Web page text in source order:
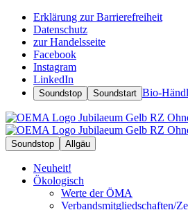
Erklärung zur Barrierefreiheit
Datenschutz
zur Handelsseite
Facebook
Instagram
LinkedIn
Soundstop Soundstart Bio-
Soundstop Allgäu
Neuheit!
Ökologisch
Werte der ÖMA
Verbandsmitgliedschaften/